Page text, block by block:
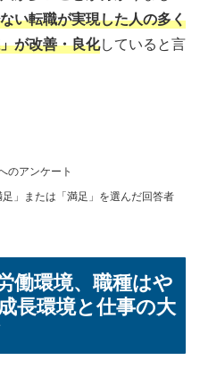
い転職が実現した人の多く
が改善・良化していると言
のアンケート
」または「満足」を選んだ回答者
働環境、職種はや
長環境と仕事の大